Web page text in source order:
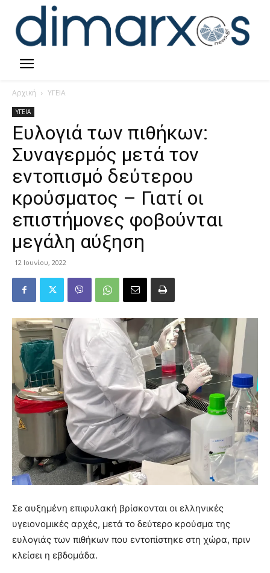
Αρχική ΥΓΕΙΑ
ΥΓΕΙΑ
Ευλογιά των πιθήκων:
Συναγερμός μετά τον
εντοπισμό δεύτερου
κρούσματος – Γιατί οι
επιστήμονες φοβούνται
μεγάλη αύξηση
12 Ιουνίου, 2022
Σε αυξημένη επιφυλακή βρίσκονται οι ελληνικές
υγειονομικές αρχές, μετά το δεύτερο κρούσμα της
ευλογιάς των πιθήκων που εντοπίστηκε στη χώρα, πριν
κλείσει η εβδομάδα.